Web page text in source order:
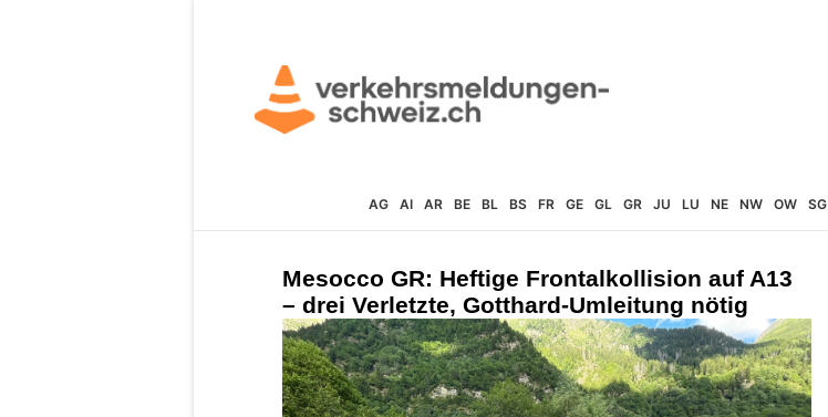
AG AI AR BE BL BS FR GE GL GR JU LU NE NW OW SG
Mesocco GR: Heftige Frontalkollision auf A13
– drei Verletzte, Gotthard-Umleitung nötig